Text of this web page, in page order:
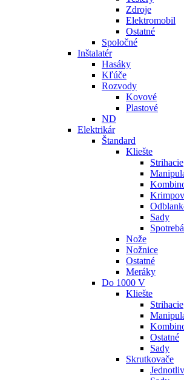
Zdroje
Elektromobil
Ostatné
Spoločné
Inštalatér
Hasáky
Kľúče
Rozvody
Kovové
Plastové
ND
Elektrikár
Štandard
Kliešte
Strihacie
Sady
Nože
Nožnice
Ostatné
Meráky
Do 1000 V
Kliešte
Strihacie
Ostatné
Sady
Skrutkovače